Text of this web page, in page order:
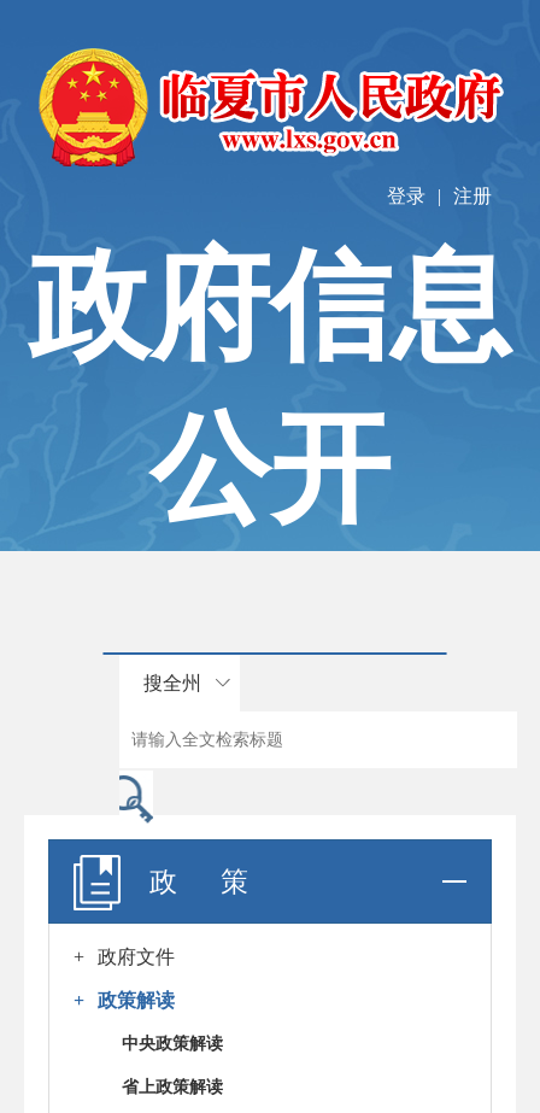
登录 | 注册
政府信息
公开
搜全州
政 策
+ 政府文件
+ 政策解读
中央政策解读
省上政策解读